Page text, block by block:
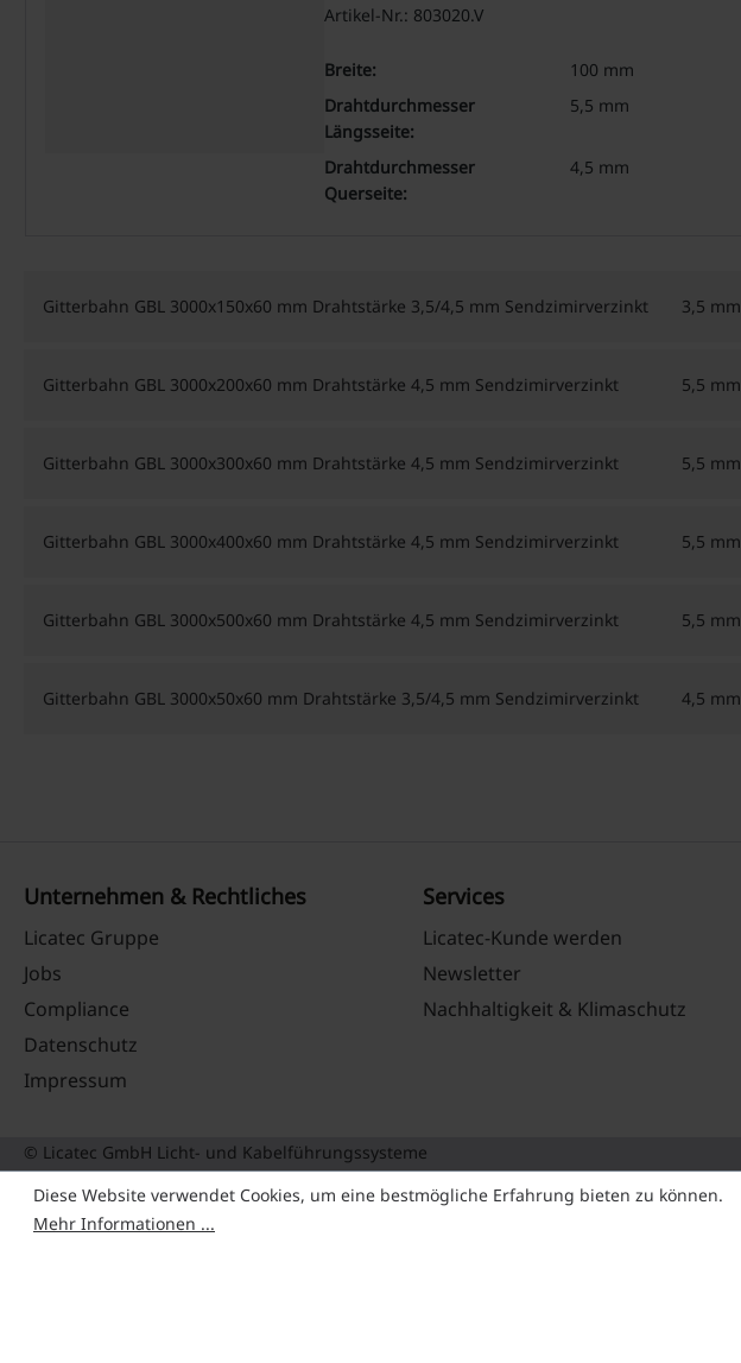
Artikel-Nr.: 803020.V
Breite:
100 mm
Drahtdurchmesser
Längsseite:
5,5 mm
Drahtdurchmesser
Querseite:
4,5 mm
Gitterbahn GBL 3000x150x60 mm Drahtstärke 3,5/4,5 mm Sendzimirverzinkt 3,5 mm
Gitterbahn GBL 3000x200x60 mm Drahtstärke 4,5 mm Sendzimirverzinkt 5,5 mm
Gitterbahn GBL 3000x300x60 mm Drahtstärke 4,5 mm Sendzimirverzinkt 5,5 mm
Gitterbahn GBL 3000x400x60 mm Drahtstärke 4,5 mm Sendzimirverzinkt 5,5 mm
Gitterbahn GBL 3000x500x60 mm Drahtstärke 4,5 mm Sendzimirverzinkt 5,5 mm
Gitterbahn GBL 3000x50x60 mm Drahtstärke 3,5/4,5 mm Sendzimirverzinkt 4,5 mm
Unternehmen & Rechtliches
Licatec Gruppe
Jobs
Compliance
Datenschutz
Impressum
Services
Licatec-Kunde werden
Newsletter
Nachhaltigkeit & Klimaschutz
© Licatec GmbH Licht- und Kabelführungssysteme
Diese Website verwendet Cookies, um eine bestmögliche Erfahrung bieten zu können.
Mehr Informationen ...